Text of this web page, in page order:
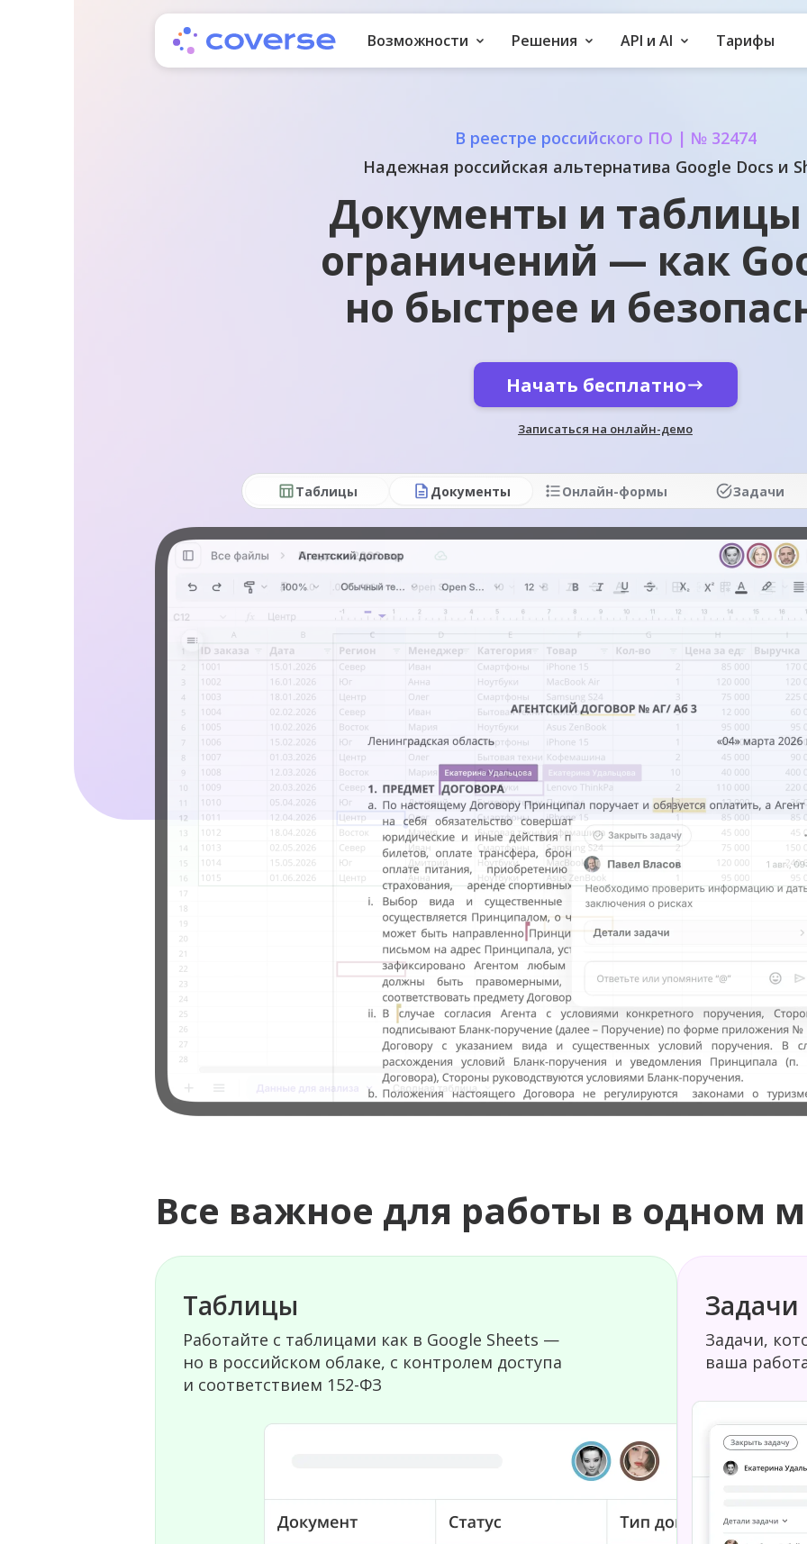
Возможности Решения API и AI Тарифы
В реестре российского ПО | № 32474
Надежная российская альтернатива Google Docs и
Документы и таблицы
ограничений — как
но быстрее и
Начать бесплатно
Записаться на онлайн-демо
Все важное для работы в одном
Таблицы
Работайте с таблицами как в Google Sheets —
но в российском облаке, с контролем доступа
и соответствием 152-ФЗ
Задачи
Задачи,
ваша